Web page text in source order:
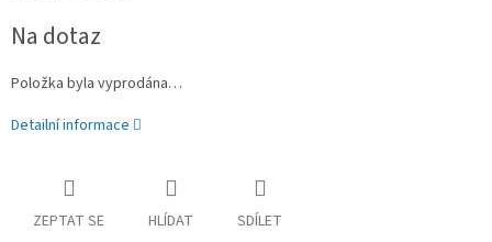
cena:
Na dotaz
Položka byla vyprodána…
Detailní informace
ZEPTAT SE HLÍDAT SDÍLET